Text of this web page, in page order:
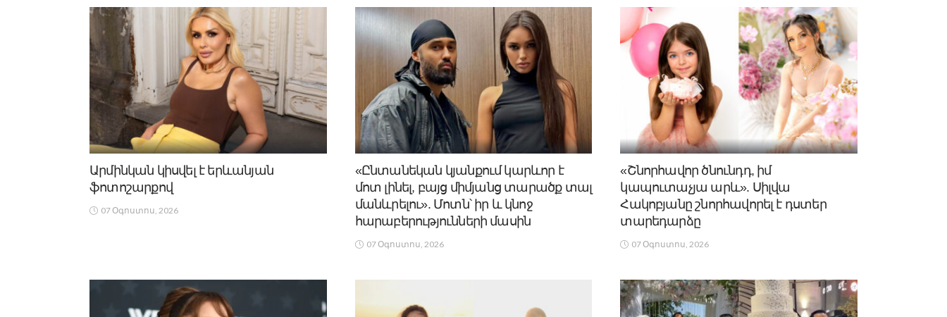
Արմինկան կիսվել է երևանյան
ֆոտոշարքով
07 Օգոստոս, 2026
«Ընտանեկան կյանքում կարևոր է
մոտ լինել, բայց միմյանց տարածք տալ
մանևրելու». Մոտն՝ իր և կնոջ
հարաբերությունների մասին
07 Օգոստոս, 2026
«Շնորհավոր ծնունդդ, իմ
կապուտաչյա արև». Սիլվա
Հակոբյանը շնորհավորել է դստեր
տարեդարձը
07 Օգոստոս, 2026